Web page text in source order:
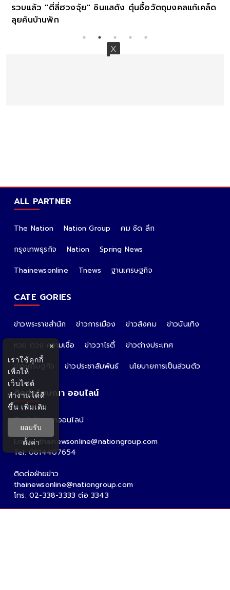
รวบแล้ว "ตี่ลี่ฮวงจุ้ย" ซินแสดัง ตุ๋นซื้อวัตถุมงคลแก้เคล็ด
ลุยค้นบ้านพัก
ALL PARTNER
The Nation Nation Group
คม ชัด ลึก
กรุงเทพธุรกิจ
Nation
Spring News
Thainewsonline
Tnews ฐานเศรษฐกิจ
CATE GORIES
ข่าวพระราชสำนัก ข่าวการเมือง ข่าวสังคม
ข่าวบันเทิง
หวย ดวง ความเชื่อ
ข่าววาไรตี้
ข่าวต่างประเทศ
ข่าวเศรษฐกิจ
ข่าวประชาสัมพันธ์ นโยบายการเป็นส่วนตัว
ติดต่อโฆษณา ออนไลน์
ติดต่อโฆษณาออนไลน์
คุณอ้อ
Email : thainewsonline@nationgroup.com
Tel: 0814407654
ติดต่อฝ่ายข่าว
thainewsonline@nationgroup.com
โทร. 02-338-3333 ต่อ 3343
×
เราใช้คุกกี้
เพื่อให้
เว็บไซต์
ทำงานได้ดี
ขึ้น เพิ่มเติม
ยอมรับ
ตั้งค่า